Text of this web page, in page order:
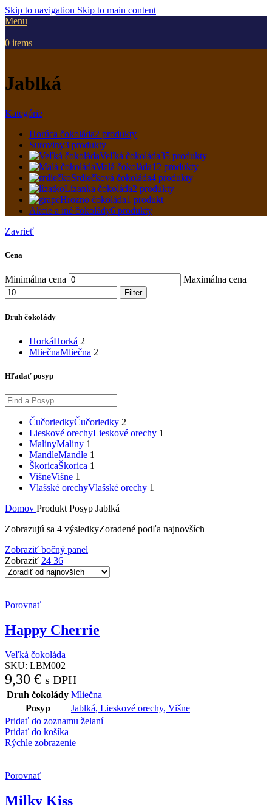
Skip to navigation Skip to main content
Menu
0 items
Jablká
Kategórie
Horúca čokoláda2 produkty
Suroviny3 produkty
Veľká čokoláda35 produkty
Malá čokoláda12 produkty
Srdiečková čokoláda4 produkty
Lízanka čokoláda2 produkty
Hrozno čokoláda1 produkt
Akcie a iné čokolády6 produkty
Zavrieť
Cena
Minimálna cena Maximálna cena
Filter
Druh čokolády
HorkáHorká 2
MliečnaMliečna 2
Hľadať posyp
ČučoriedkyČučoriedky 2
Lieskové orechyLieskové orechy 1
MalinyMaliny 1
MandleMandle 1
ŠkoricaŠkorica 1
VišneVišne 1
Vlašské orechyVlašské orechy 1
Domov Produkt Posyp Jablká
Zobrazujú sa 4 výsledkyZoradené podľa najnovších
Zobraziť bočný panel
Zobraziť 24 36
Porovnať
Happy Cherrie
Veľká čokoláda
SKU: LBM002
9,30 € s DPH
Druh čokolády Mliečna
Posyp
Jablká, Lieskové orechy, Višne
Pridať do zoznamu želaní
Pridať do košíka
Rýchle zobrazenie
Porovnať
Milky Kiss